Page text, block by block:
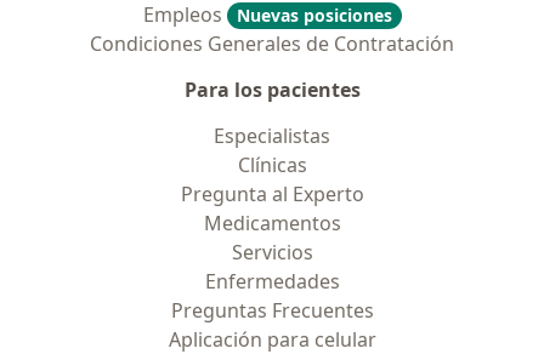
Empleos
Nuevas posiciones
Condiciones Generales de Contratación
Para los pacientes
Especialistas
Clínicas
Pregunta al Experto
Medicamentos
Servicios
Enfermedades
Preguntas Frecuentes
Aplicación para celular